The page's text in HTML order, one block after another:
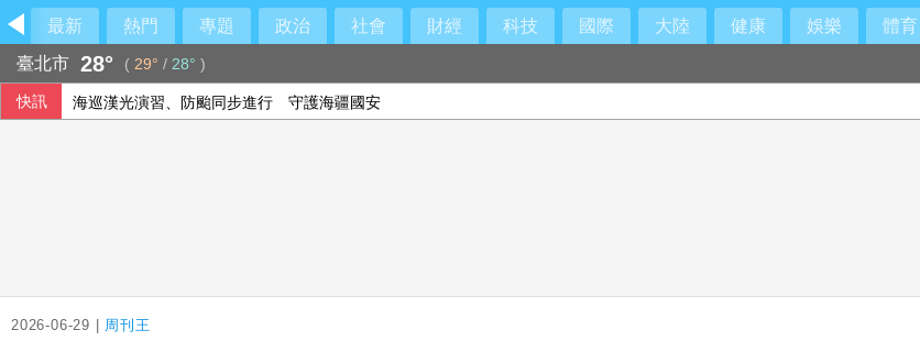
最新 熱門 專題 政治 社會 財經 科技 國際 大陸 健康 娛樂 體育
臺北市 28° ( 29° / 28° )
快訊 海巡漢光演習、防颱同步進行 守護海疆國安
2026-06-29 | 周刊王